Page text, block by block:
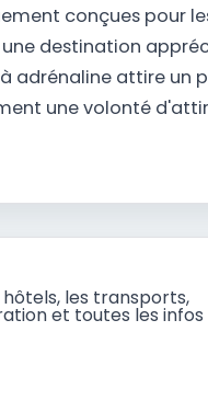
conçues pour
destination
adrénaline attire un
une volonté
les transports,
et toutes les infos